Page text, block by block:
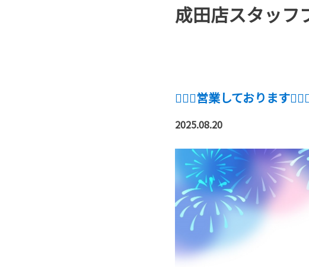
成田店スタッフ
💁🏻‍♀️営業しております
2025.08.20